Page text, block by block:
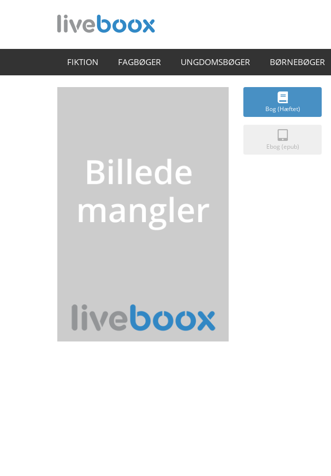
FIKTION FAGBØGER UNGDOMSBØGER BØRNEBØGER
Bog (Hæftet)
Ebog (epub)